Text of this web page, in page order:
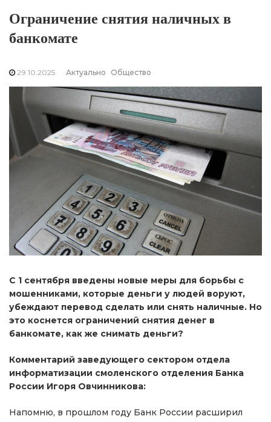
Ограничение снятия наличных в
банкомате
29.10.2025 Актуально Общество
С 1 сентября введены новые меры для борьбы с
мошенниками, которые деньги у людей воруют,
убеждают перевод сделать или снять наличные. Но
это коснется ограничений снятия денег в
банкомате, как же снимать деньги?
Комментарий заведующего сектором отдела
информатизации смоленского отделения Банка
России Игоря Овчинникова:
Напомню, в прошлом году Банк России расширил